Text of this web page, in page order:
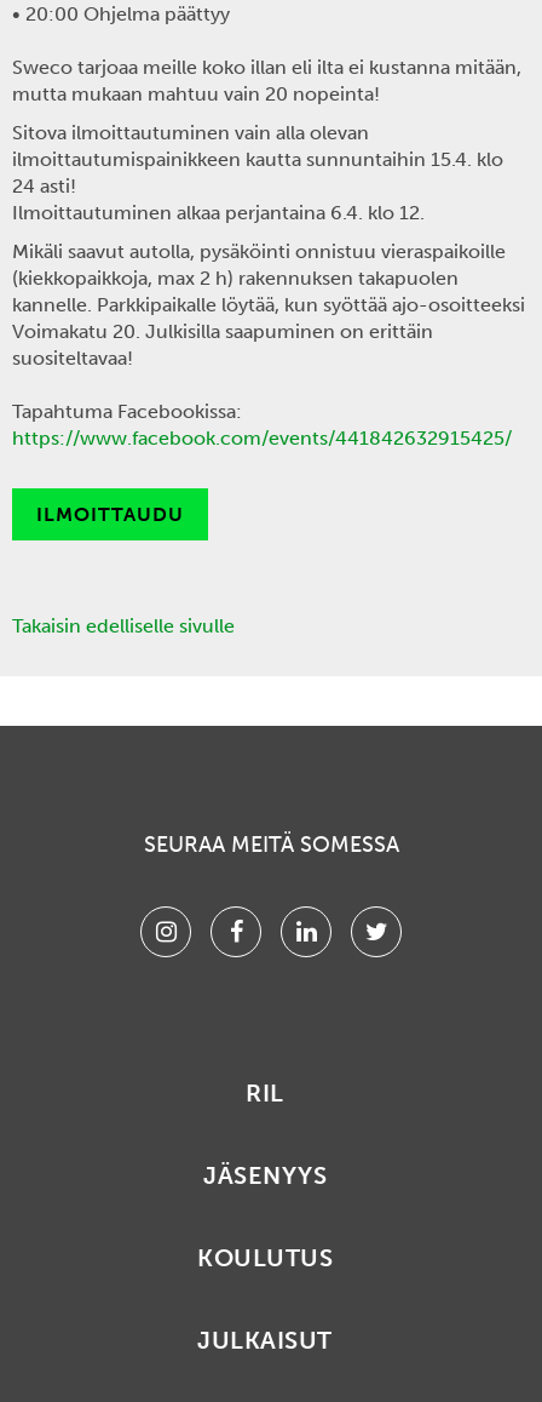
• 20:00 Ohjelma päättyy
Sweco tarjoaa meille koko illan eli ilta ei kustanna mitään,
mutta mukaan mahtuu vain 20 nopeinta!
Sitova ilmoittautuminen vain alla olevan
ilmoittautumispainikkeen kautta sunnuntaihin 15.4. klo
24 asti!
Ilmoittautuminen alkaa perjantaina 6.4. klo 12.
Mikäli saavut autolla, pysäköinti onnistuu vieraspaikoille
(kiekkopaikkoja, max 2 h) rakennuksen takapuolen
kannelle. Parkkipaikalle löytää, kun syöttää ajo-osoitteeksi
Voimakatu 20. Julkisilla saapuminen on erittäin
suositeltavaa!
Tapahtuma Facebookissa:
https://www.facebook.com/events/441842632915425/
ILMOITTAUDU
Takaisin edelliselle sivulle
SEURAA MEITÄ SOMESSA
InstagramFacebookLinkedinTwitter
RIL
JÄSENYYS
KOULUTUS
JULKAISUT